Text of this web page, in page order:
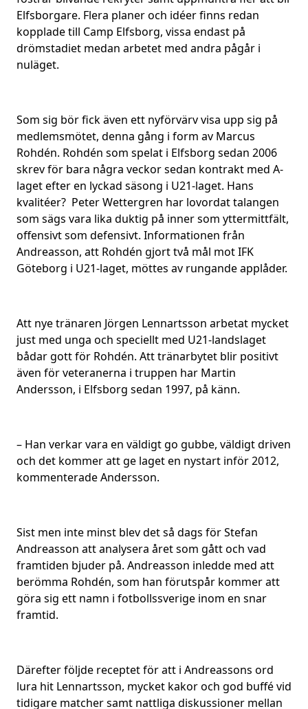
Elfsborgare. Flera planer och idéer finns redan
kopplade till Camp Elfsborg, vissa endast på
drömstadiet medan arbetet med andra pågår i
nuläget.
Som sig bör fick även ett nyförvärv visa upp sig på
medlemsmötet, denna gång i form av Marcus
Rohdén. Rohdén som spelat i Elfsborg sedan 2006
skrev för bara några veckor sedan kontrakt med A-
laget efter en lyckad säsong i U21-laget. Hans
kvalitéer? Peter Wettergren har lovordat talangen
som sägs vara lika duktig på inner som yttermittfält,
offensivt som defensivt. Informationen från
Andreasson, att Rohdén gjort två mål mot IFK
Göteborg i U21-laget, möttes av rungande applåder.
Att nye tränaren Jörgen Lennartsson arbetat mycket
just med unga och speciellt med U21-landslaget
bådar gott för Rohdén. Att tränarbytet blir positivt
även för veteranerna i truppen har Martin
Andersson, i Elfsborg sedan 1997, på känn.
– Han verkar vara en väldigt go gubbe, väldigt driven
och det kommer att ge laget en nystart inför 2012,
kommenterade Andersson.
Sist men inte minst blev det så dags för Stefan
Andreasson att analysera året som gått och vad
framtiden bjuder på. Andreasson inledde med att
berömma Rohdén, som han förutspår kommer att
göra sig ett namn i fotbollssverige inom en snar
framtid.
Därefter följde receptet för att i Andreassons ord
lura hit Lennartsson, mycket kakor och god buffé vid
tidigare matcher samt nattliga diskussioner mellan